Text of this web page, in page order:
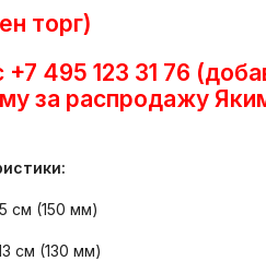
торг)
495 123 31 76
за распродажу
см (150 мм)
см (130 мм)